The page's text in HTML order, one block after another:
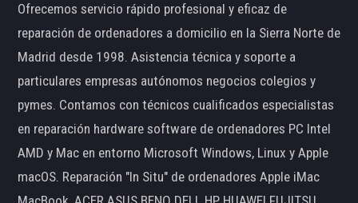
Ofrecemos servicio rápido profesional y eficaz de
reparación de ordenadores a domicilio en la Sierra Norte de
Madrid desde 1998. Asistencia técnica y soporte a
particulares empresas autónomos negocios colegios y
pymes. Contamos con técnicos cualificados especialistas
en reparación hardware software de ordenadores PC Intel
AMD y Mac en entorno Microsoft Windows, Linux y Apple
macOS. Reparación "In Situ" de ordenadores Apple iMac